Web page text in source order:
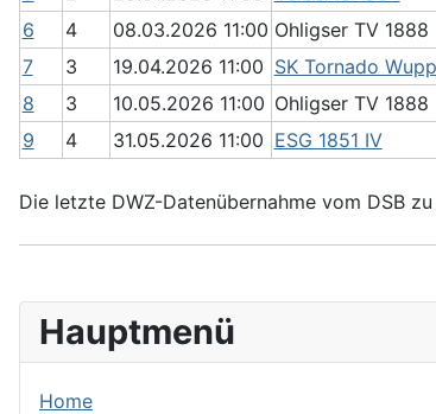
6
4 08.03.2026 11:00 Ohligser TV 1888
7
3 19.04.2026 11:00 SK Tornado
8
3 10.05.2026 11:00 Ohligser TV 1888
9
4 31.05.2026 11:00 ESG 1851 IV
Die letzte DWZ-Datenübernahme vom DSB
Hauptmenü
Home